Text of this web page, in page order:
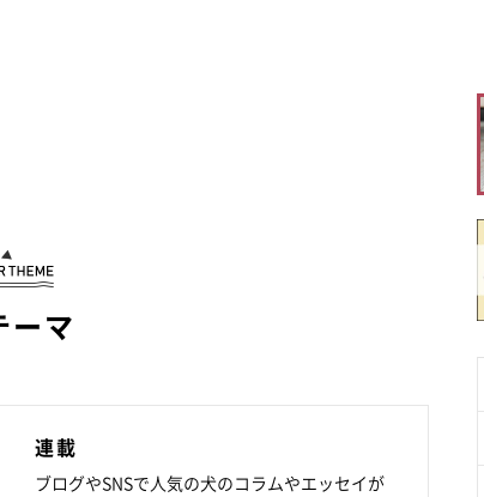
ーマ
連載
ブログやSNSで人気の犬のコラムやエッセイが